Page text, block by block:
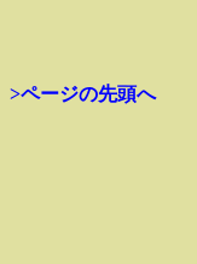
>ページの先頭へ